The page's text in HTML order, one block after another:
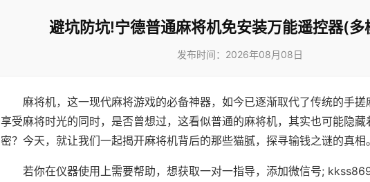
避坑防坑!宁德普通麻将机免安装万能遥控器(多
发布时间：2026年08月08日
麻将机，这一现代麻将游戏的必备神器，如今已逐渐取代了传统的手
享受麻将时光的同时，是否曾想过，这看似普通的麻将机，其实也可能隐
密？今天，就让我们一起揭开麻将机背后的那些猫腻，探寻输钱之谜的真相。
若你在仪器使用上需要帮助，想获取一对一指导，添加微信号;